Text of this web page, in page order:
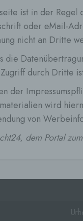
ist in der
oder eMail-
nicht an Dritte
die
durch Dritte
der
wird
von
dem Portal
c)
d)